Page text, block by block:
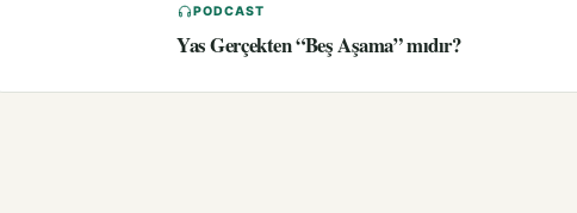
PODCAST
Yas Gerçekten “Beş Aşama” mıdır?